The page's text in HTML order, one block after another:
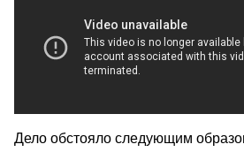
Дело обстояло следующим